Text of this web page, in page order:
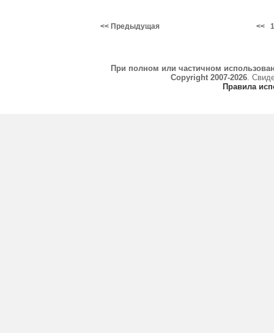
<< Предыдущая << 1
При полном или частичном
Copyright 2007-2026.
Правила